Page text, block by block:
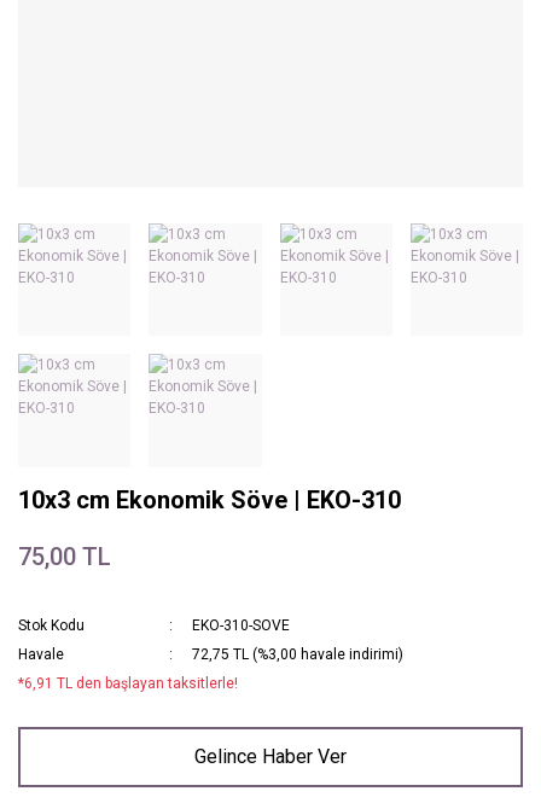
10x3 cm Ekonomik Söve | EKO-310
75,00 TL
Stok Kodu
EKO-310-SOVE
Havale
72,75 TL (%3,00 havale indirimi)
*6,91 TL den başlayan taksitlerle!
Gelince Haber Ver